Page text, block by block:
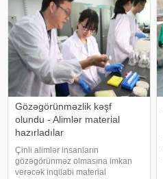
Gözəgörünməzlik kəşf
olundu - Alimlər material
hazırladılar
Çinli alimlər insanların
gözəgörünməz olmasına imkan
verəcək inqilabi material